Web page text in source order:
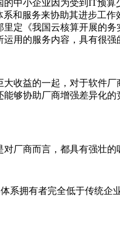
的中小企业因为受到IT预
和服务来协助其进步工
定《我国云核算开展的
用的服务内容，具有很
收益的一起，对于软件厂
够协助厂商增强差异化
商而言，都具有强壮的
拥有者完全低于传统企